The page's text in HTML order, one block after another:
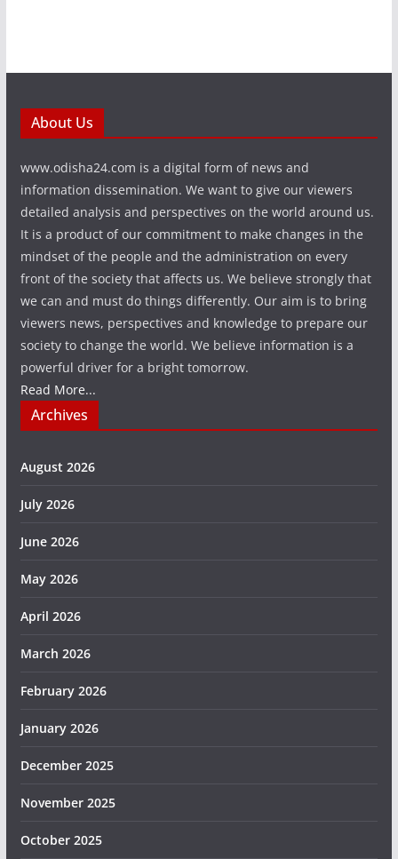
About Us
www.odisha24.com is a digital form of news and
information dissemination. We want to give our viewers
detailed analysis and perspectives on the world around us.
It is a product of our commitment to make changes in the
mindset of the people and the administration on every
front of the society that affects us. We believe strongly that
we can and must do things differently. Our aim is to bring
viewers news, perspectives and knowledge to prepare our
society to change the world. We believe information is a
powerful driver for a bright tomorrow.
Read More...
Archives
August 2026
July 2026
June 2026
May 2026
April 2026
March 2026
February 2026
January 2026
December 2025
November 2025
October 2025